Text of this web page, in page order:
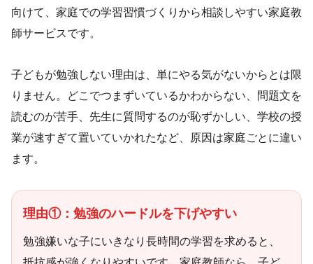
向けて、家庭での学習習慣づくりから相談しやすい家庭教
師サービスです。
子どもが勉強しない理由は、単にやる気がないからとは限
りません。どこでつまずいているかわからない、問題文を
読むのが苦手、先生に質問するのが恥ずかしい、学校の授
業が速すぎて置いていかれたなど、原因は家庭ごとに違い
ます。
理由①：勉強のハードルを下げやすい
勉強嫌いな子にいきなり長時間の学習を求めると、